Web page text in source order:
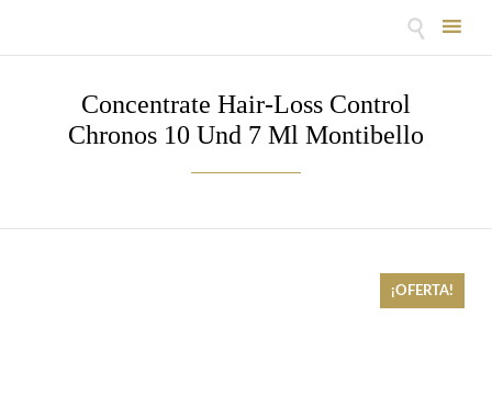

content
Concentrate Hair-Loss Control
Chronos 10 Und 7 Ml Montibello
¡OFERTA!